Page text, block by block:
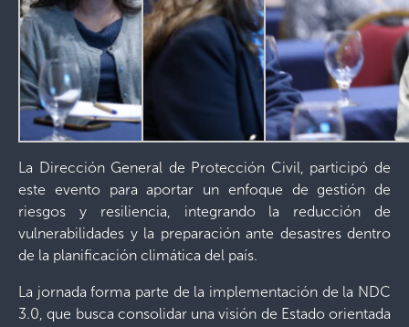
La Dirección General de Protección Civil, participó de
este evento para aportar un enfoque de gestión de
riesgos y resiliencia, integrando la reducción de
vulnerabilidades y la preparación ante desastres dentro
de la planificación climática del país.
La jornada forma parte de la implementación de la NDC
3.0, que busca consolidar una visión de Estado orientada